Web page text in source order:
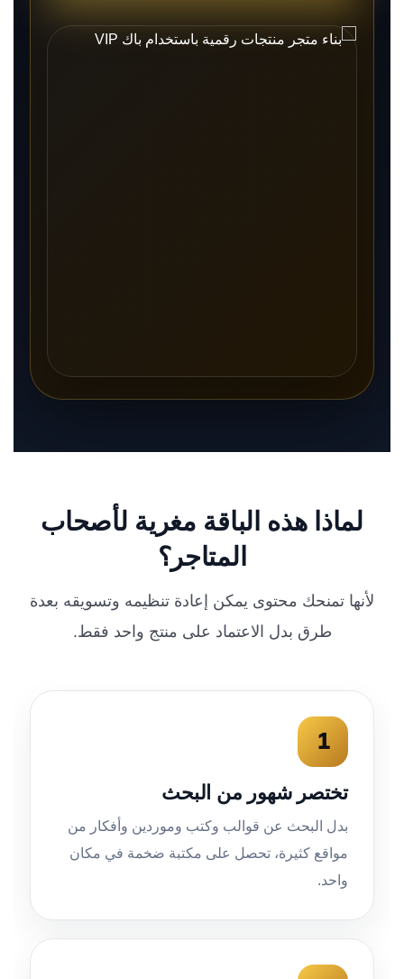
لماذا هذه الباقة مغرية لأصحاب
المتاجر؟
لأنها تمنحك محتوى يمكن إعادة تنظيمه وتسويقه بعدة
طرق بدل الاعتماد على منتج واحد فقط.
1
تختصر شهور من البحث
بدل البحث عن قوالب وكتب وموردين وأفكار من
مواقع كثيرة، تحصل على مكتبة ضخمة في مكان
واحد.